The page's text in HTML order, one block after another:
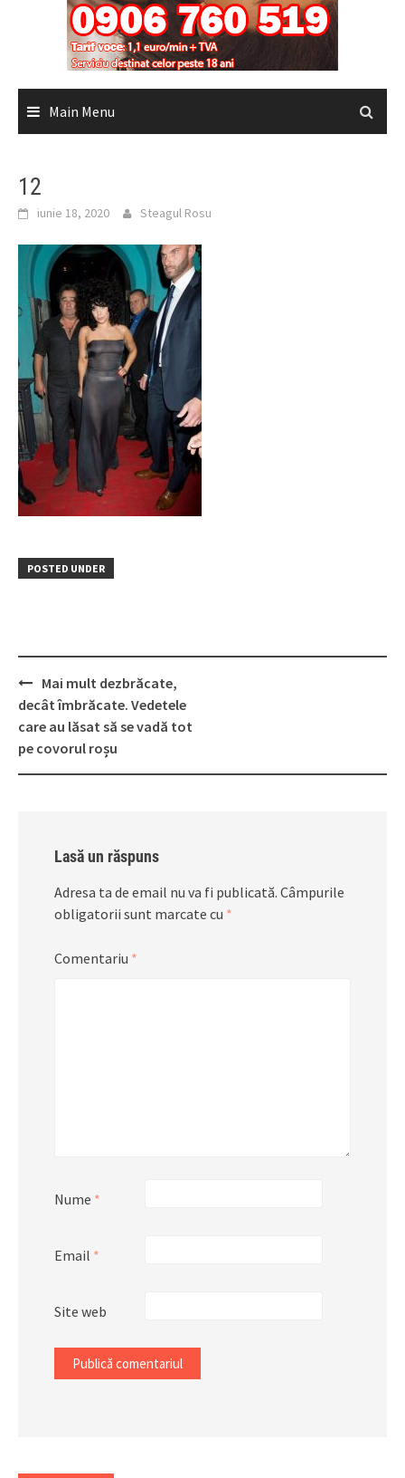
Main Menu
12
iunie 18, 2020 Steagul Rosu
POSTED UNDER
Post
navigation
Mai mult dezbrăcate,
decât îmbrăcate. Vedetele
care au lăsat să se vadă tot
pe covorul roșu
Lasă un răspuns
Adresa ta de email nu va fi publicată. Câmpurile
obligatorii sunt marcate cu *
Comentariu *
Nume *
Email *
Site web